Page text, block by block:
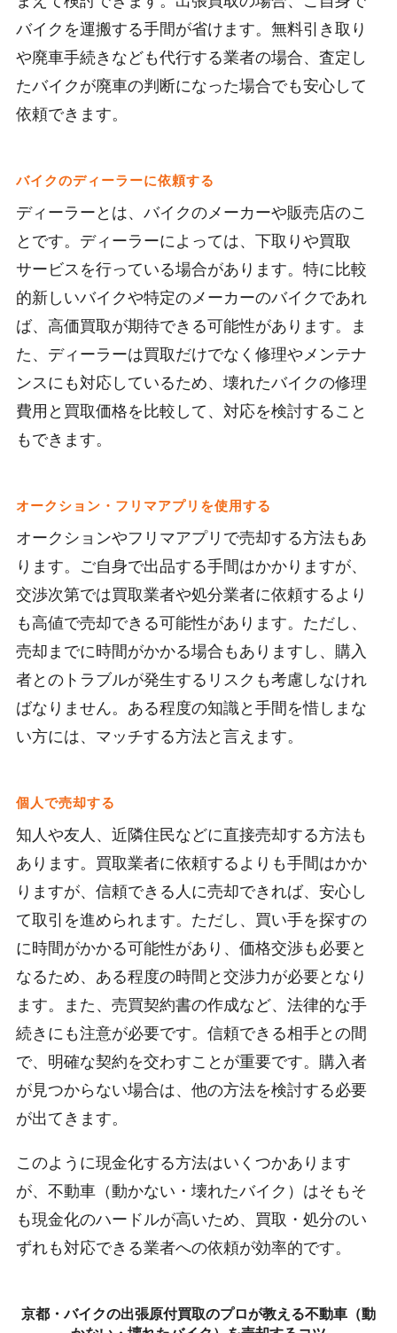
バイクを運搬する手間が省けます。無料引き取り
や廃車手続きなども代行する業者の場合、査定し
たバイクが廃車の判断になった場合でも安心して
依頼できます。
バイクのディーラーに依頼する
ディーラーとは、バイクのメーカーや販売店のこ
とです。ディーラーによっては、下取りや買取
サービスを行っている場合があります。特に比較
的新しいバイクや特定のメーカーのバイクであれ
ば、高価買取が期待できる可能性があります。ま
た、ディーラーは買取だけでなく修理やメンテナ
ンスにも対応しているため、壊れたバイクの修理
費用と買取価格を比較して、対応を検討すること
もできます。
オークション・フリマアプリを使用する
オークションやフリマアプリで売却する方法もあ
ります。ご自身で出品する手間はかかりますが、
交渉次第では買取業者や処分業者に依頼するより
も高値で売却できる可能性があります。ただし、
売却までに時間がかかる場合もありますし、購入
者とのトラブルが発生するリスクも考慮しなけれ
ばなりません。ある程度の知識と手間を惜しまな
い方には、マッチする方法と言えます。
個人で売却する
知人や友人、近隣住民などに直接売却する方法も
あります。買取業者に依頼するよりも手間はかか
りますが、信頼できる人に売却できれば、安心し
て取引を進められます。ただし、買い手を探すの
に時間がかかる可能性があり、価格交渉も必要と
なるため、ある程度の時間と交渉力が必要となり
ます。また、売買契約書の作成など、法律的な手
続きにも注意が必要です。信頼できる相手との間
で、明確な契約を交わすことが重要です。購入者
が見つからない場合は、他の方法を検討する必要
が出てきます。
このように現金化する方法はいくつかあります
が、不動車（動かない・壊れたバイク）はそもそ
も現金化のハードルが高いため、買取・処分のい
ずれも対応できる業者への依頼が効率的です。
京都・バイクの出張原付買取のプロが教える不動車（動